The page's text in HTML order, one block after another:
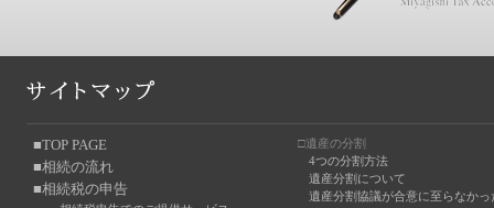
■TOP PAGE
■相続の流れ
■相続税の申告
□遺産の分割
4つの分割方法
遺産分割について
遺産分割協議が合意に至らなかっ